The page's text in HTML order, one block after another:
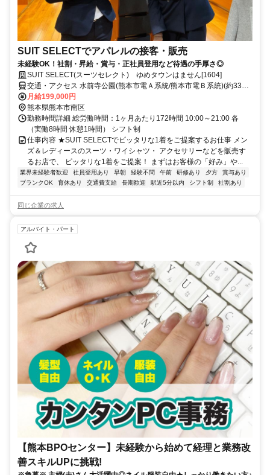
SUIT SELECTでアパレルの接客・販売
未経験OK！社割・昇給・賞与・正社員登用など待遇の手厚さ◎
SUIT SELECT(スーツセレクト) ゆめタウンはません[1604]
交通・アクセス 水前寺公園(熊本市電Ａ系統/熊本市電Ｂ系統)(約33分)
南熊本(ＪＲ豊肥本線)(約33分) 市立体育館前(熊本市電Ａ系統/熊本市
電Ｂ系統)(約33分)
月給199,000円
熊本県熊本市南区
勤務時間詳細 総労働時間：1ヶ月あたり172時間 10:00～21:00 各
（実働8時間 休憩1時間） シフト制
仕事内容 ★SUIT SELECTでピッタリな1着をご提案するお仕事 メン
ズ＆レディースのスーツ・ワイシャツ・ アクセサリーなどを販売す
るお店で、 ピッタリな1着をご提案！ まずはお客様の「好み」や...
業界未経験者歓迎 社員登用あり 早朝 経験不問 午前 研修あり 夕方
賞与あり
ブランクOK
育休あり 交通費支給 長期歓迎 駅近5分以内 シフト制 社割あり
同じ企業の求人
アルバイト・パート
【熊本BPOセンター】未経験から始めて経理と業務改
善スキルUPに挑戦!